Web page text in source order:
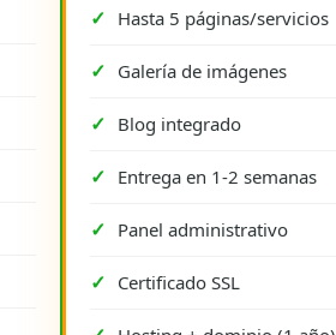
Hasta 5 páginas/servicios
Galería de imágenes
Blog integrado
Entrega en 1-2 semanas
Panel administrativo
Certificado SSL